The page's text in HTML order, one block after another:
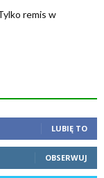
remis w
LUBIĘ TO
OBSERWUJ